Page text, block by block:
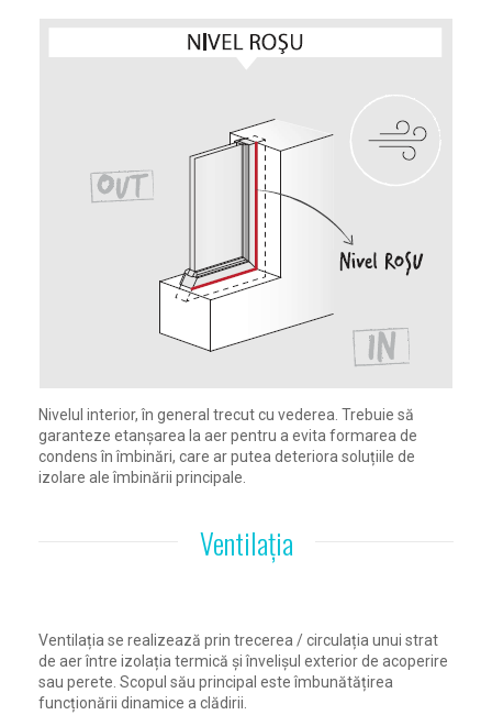
Nivelul interior, în general trecut cu vederea. Trebuie să
garanteze etanșarea la aer pentru a evita formarea de
condens în îmbinări, care ar putea deteriora soluțiile de
izolare ale îmbinării principale.
Ventilația
Ventilația se realizează prin trecerea / circulația unui strat
de aer între izolația termică și învelișul exterior de acoperire
sau perete. Scopul său principal este îmbunătățirea
funcționării dinamice a clădirii.